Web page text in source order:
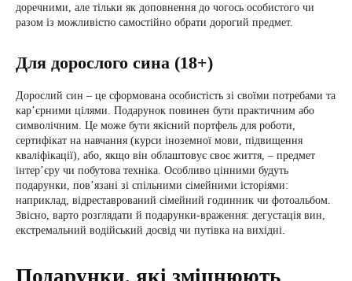
доречними, але тільки як доповнення до чогось особистого чи
разом із можливістю самостійно обрати дорогий предмет.
Для дорослого сина (18+)
Дорослий син – це сформована особистість зі своїми потребами та
кар’єрними цілями. Подарунок повинен бути практичним або
символічним. Це може бути якісний портфель для роботи,
сертифікат на навчання (курси іноземної мови, підвищення
кваліфікації), або, якщо він облаштовує своє життя, – предмет
інтер’єру чи побутова техніка. Особливо цінними будуть
подарунки, пов’язані зі спільними сімейними історіями:
наприклад, відреставрований сімейний годинник чи фотоальбом.
Звісно, варто розглядати й подарунки-враження: дегустація вин,
екстремальний водійський досвід чи путівка на вихідні.
Подарунки, які зміцнюють